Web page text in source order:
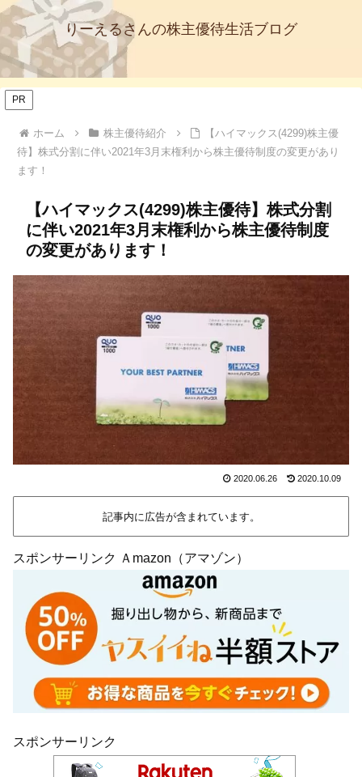
りーえるさんの株主優待生活ブログ
PR
ホーム 株主優待紹介
【ハイマックス(4299)株主優
待】株式分割に伴い2021年3月末権利から株主優待制度の変更があり
ます！
【ハイマックス(4299)株主優待】株式分割
に伴い2021年3月末権利から株主優待制度
の変更があります！
2020.06.26 2020.10.09
記事内に広告が含まれています。
スポンサーリンク Ａmazon（アマゾン）
スポンサーリンク